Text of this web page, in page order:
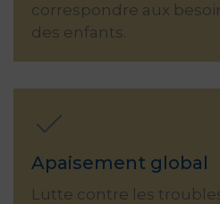
correspondre aux
des enfants.
Apaisement global
Lutte contre les